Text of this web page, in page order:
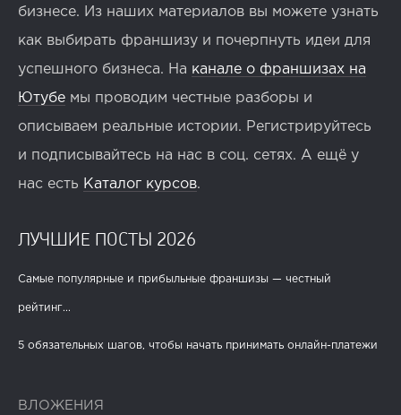
бизнесе. Из наших материалов вы можете узнать
как выбирать франшизу и почерпнуть идеи для
успешного бизнеса. На канале о франшизах на
Ютубе мы проводим честные разборы и
описываем реальные истории. Регистрируйтесь
и подписывайтесь на нас в соц. сетях. А ещё у
нас есть Каталог курсов.
ЛУЧШИЕ ПОСТЫ 2026
Самые популярные и прибыльные франшизы — честный
рейтинг...
5 обязательных шагов, чтобы начать принимать онлайн-платежи
ВЛОЖЕНИЯ